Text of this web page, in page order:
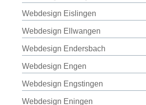
Webdesign Eislingen
Webdesign Ellwangen
Webdesign Endersbach
Webdesign Engen
Webdesign Engstingen
Webdesign Eningen